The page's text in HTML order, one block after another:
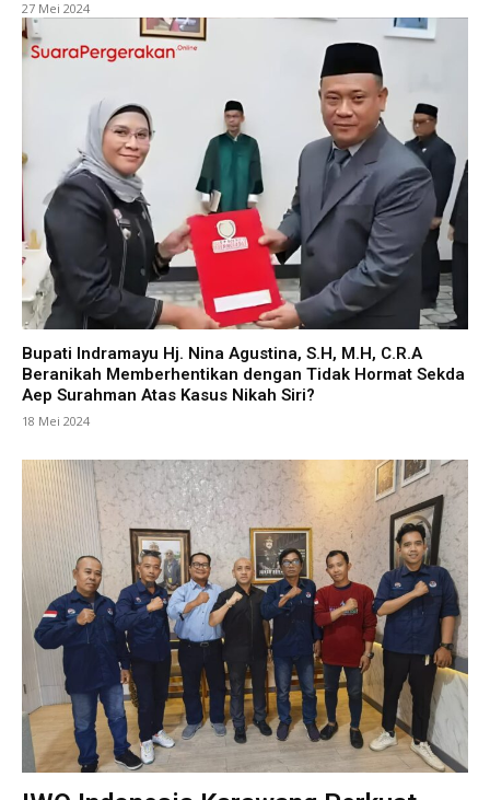
27 Mei 2024
Bupati Indramayu Hj. Nina Agustina, S.H, M.H, C.R.A
Beranikah Memberhentikan dengan Tidak Hormat Sekda
Aep Surahman Atas Kasus Nikah Siri?
18 Mei 2024